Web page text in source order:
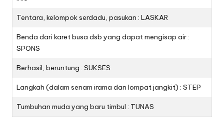
Tentara, kelompok serdadu, pasukan : LASKAR
Benda dari karet busa dsb yang dapat mengisap air :
SPONS
Berhasil, beruntung : SUKSES
Langkah (dalam senam irama dan lompat jangkit) : STEP
Tumbuhan muda yang baru timbul : TUNAS